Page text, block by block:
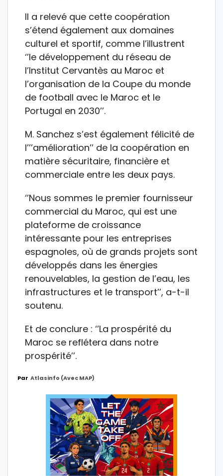
Il a relevé que cette coopération
s’étend également aux domaines
culturel et sportif, comme l’illustrent
‘’le développement du réseau de
l’Institut Cervantès au Maroc et
l’organisation de la Coupe du monde
de football avec le Maroc et le
Portugal en 2030’’.
M. Sanchez s’est également félicité de
l’’’amélioration’’ de la coopération en
matière sécuritaire, financière et
commerciale entre les deux pays.
‘’Nous sommes le premier fournisseur
commercial du Maroc, qui est une
plateforme de croissance
intéressante pour les entreprises
espagnoles, où de grands projets sont
développés dans les énergies
renouvelables, la gestion de l’eau, les
infrastructures et le transport’’, a-t-il
soutenu.
Et de conclure : ‘’La prospérité du
Maroc se reflétera dans notre
prospérité’’.
Par Atlasinfo (avec MAP)